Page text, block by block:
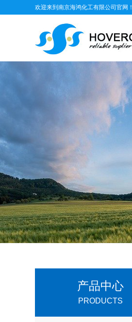
欢迎来到南京海鸿化工有限公司官网！
产品中心
PRODUCTS